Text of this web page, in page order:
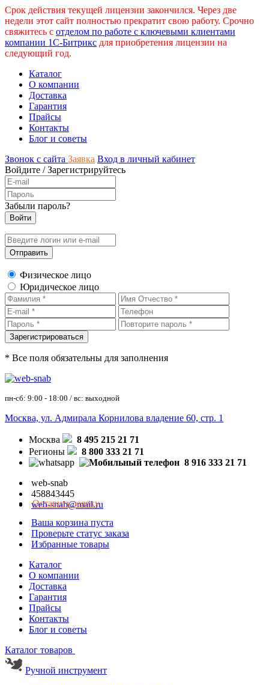
Срок действия текущей лицензии закончился. Через две
недели этот сайт полностью прекратит свою работу. Срочно
свяжитесь с отделом по работе с ключевыми клиентами
компании 1С-Битрикс для приобретения лицензии на
следующий год.
Каталог
О компании
Доставка
Гарантия
Прайсы
Контакты
Блог и советы
Звонок с сайта Заявка Вход в личный кабинет
Войдите /Зарегистрируйтесь
Забыли пароль?
Физическое лицо
Юридическое лицо
* Все поля обязательны для заполнения
пн-сб: 9:00 - 18:00 / вс: выходной
Москва, ул. Адмирала Корнилова владение 60, стр. 1
Москва
8 495 215 21 71
Регионы
8 800 333 21 71
8 916 333 21 71
web-snab
458843445
web-snab@mail.ru
Оставить заявку
Ваша корзина пуста
Проверьте статус заказа
Избранные товары
Каталог
О компании
Доставка
Гарантия
Прайсы
Контакты
Блог и советы
Каталог товаров
Ручной инструмент